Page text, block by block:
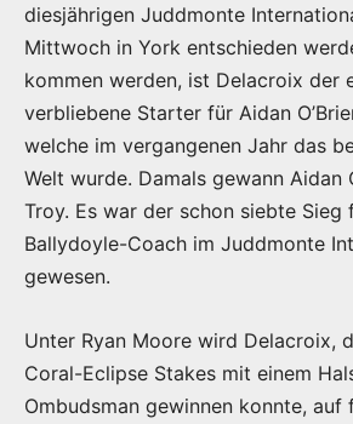
diesjährigen Juddmonte
Mittwoch in York entschieden
kommen werden, ist Delacroix der
verbliebene Starter für Aidan
welche im vergangenen Jahr das
Welt wurde. Damals gewann Aidan
Troy. Es war der schon siebte Sieg
Ballydoyle-Coach im Juddmonte
gewesen.
Unter Ryan Moore wird Delacroix,
Coral-Eclipse Stakes mit einem
Ombudsman gewinnen konnte, auf